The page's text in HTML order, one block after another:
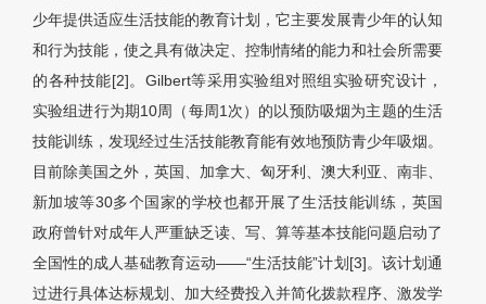
少年提供适应生活技能的教育计划，它主要发展青少年的认知
和行为技能，使之具有做决定、控制情绪的能力和社会所需要
的各种技能[2]。Gilbert等采用实验组对照组实验研究设计，
实验组进行为期10周（每周1次）的以预防吸烟为主题的生活
技能训练，发现经过生活技能教育能有效地预防青少年吸烟。
目前除美国之外，英国、加拿大、匈牙利、澳大利亚、南非、
新加坡等30多个国家的学校也都开展了生活技能训练，英国
政府曾针对成年人严重缺乏读、写、算等基本技能问题启动了
全国性的成人基础教育运动——“生活技能”计划[3]。该计划通
过进行具体达标规划、加大经费投入并简化拨款程序、激发学